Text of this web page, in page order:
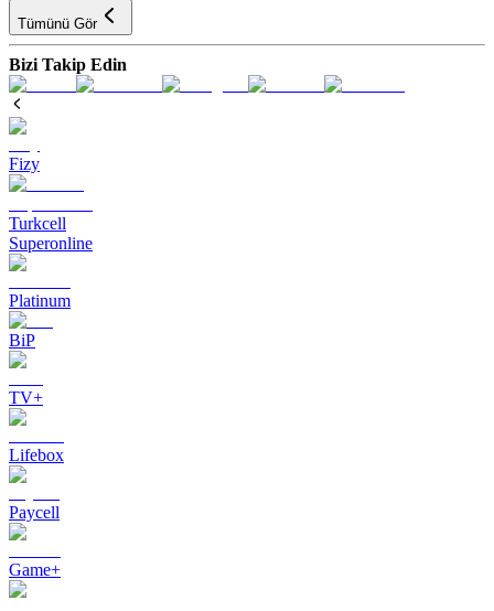
Tümünü Gör
Bizi Takip Edin
Fizy
Turkcell
Superonline
Platinum
BiP
TV+
Lifebox
Paycell
Game+